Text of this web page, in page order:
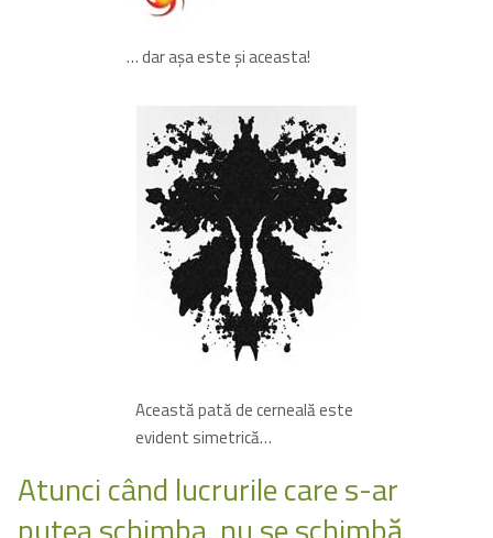
… dar aşa este şi aceasta!
Această pată de cerneală este
evident simetrică…
Atunci când lucrurile care s-ar